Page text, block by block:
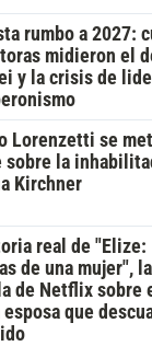
rumbo a 2027:
midieron el
y la crisis de
Lorenzetti se
sobre la
Kirchner
real de "Elize:
de una mujer",
de Netflix sobre
esposa que